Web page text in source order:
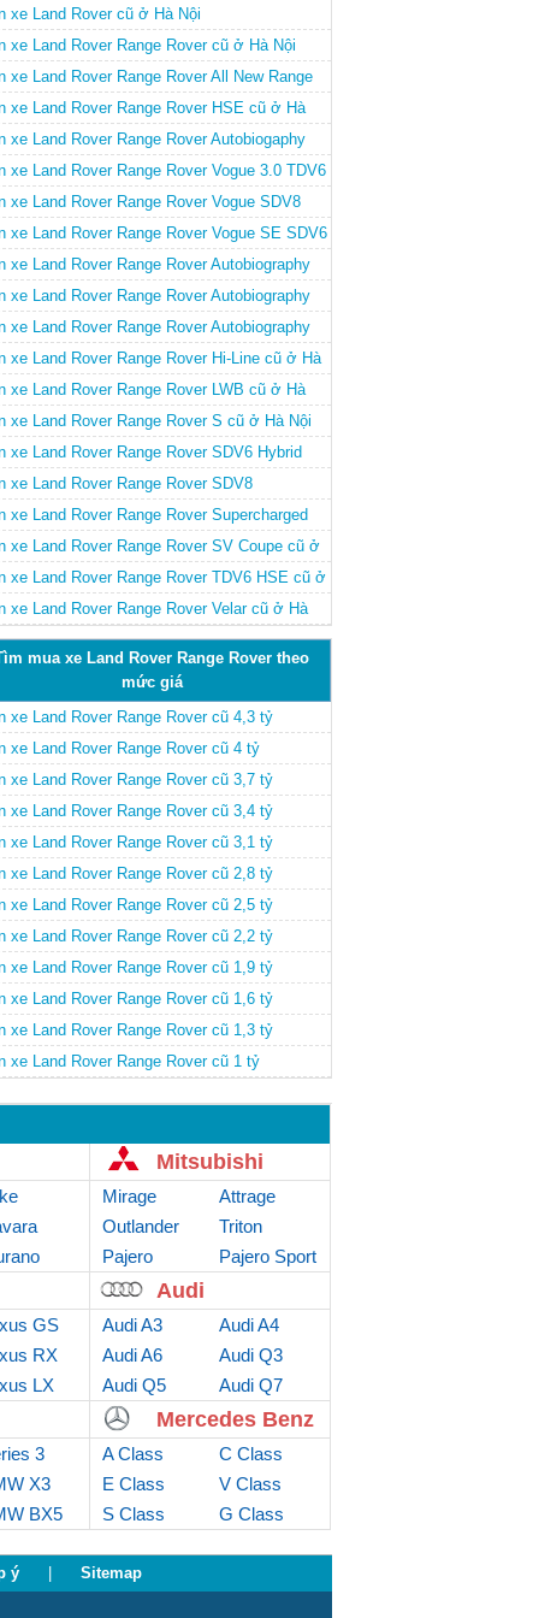
xe Land Rover cũ ở Hà Nội
xe Land Rover Range Rover cũ ở Hà Nội
xe Land Rover Range Rover All New Range
cũ ở Hà Nội
xe Land Rover Range Rover HSE cũ ở Hà
xe Land Rover Range Rover Autobiogaphy
SDV8 4.4L cũ ở Hà Nội
xe Land Rover Range Rover Vogue 3.0 TDV6
Hà Nội
xe Land Rover Range Rover Vogue SDV8
cũ ở Hà Nội
xe Land Rover Range Rover Vogue SE SDV6
Hybrid cũ ở Hà Nội
xe Land Rover Range Rover Autobiography
Hà Nội
xe Land Rover Range Rover Autobiography
cũ ở Hà Nội
xe Land Rover Range Rover Autobiography
Black Edition cũ ở Hà Nội
xe Land Rover Range Rover Hi-Line cũ ở Hà
xe Land Rover Range Rover LWB cũ ở Hà
xe Land Rover Range Rover S cũ ở Hà Nội
xe Land Rover Range Rover SDV6 Hybrid
SE cũ ở Hà Nội
xe Land Rover Range Rover SDV8
cũ ở Hà Nội
xe Land Rover Range Rover Supercharged
5.0L cũ ở Hà Nội
xe Land Rover Range Rover SV Coupe cũ ở
xe Land Rover Range Rover TDV6 HSE cũ ở
xe Land Rover Range Rover Velar cũ ở Hà
mua xe Land Rover Range Rover theo
mức giá
xe Land Rover Range Rover cũ 4,3 tỷ
xe Land Rover Range Rover cũ 4 tỷ
xe Land Rover Range Rover cũ 3,7 tỷ
xe Land Rover Range Rover cũ 3,4 tỷ
xe Land Rover Range Rover cũ 3,1 tỷ
xe Land Rover Range Rover cũ 2,8 tỷ
xe Land Rover Range Rover cũ 2,5 tỷ
xe Land Rover Range Rover cũ 2,2 tỷ
xe Land Rover Range Rover cũ 1,9 tỷ
xe Land Rover Range Rover cũ 1,6 tỷ
xe Land Rover Range Rover cũ 1,3 tỷ
xe Land Rover Range Rover cũ 1 tỷ
Mitsubishi
Mirage
Attrage
Outlander
Sport
Triton
Pajero
Pajero Sport
GS
RX
LX
Audi
Audi A3
Audi A4
Audi A6
Audi Q3
Audi Q5
Audi Q7
3
X3
BX5
Mercedes Benz
A Class
C Class
E Class
V Class
S Class
G Class
ý Sitemap